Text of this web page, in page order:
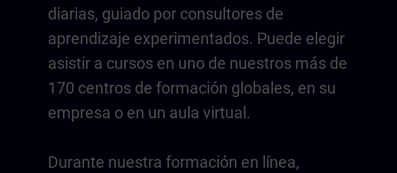
diarias, guiado por consultores de
aprendizaje experimentados. Puede elegir
asistir a cursos en uno de nuestros más de
170 centros de formación globales, en su
empresa o en un aula virtual.
Durante nuestra formación en línea,